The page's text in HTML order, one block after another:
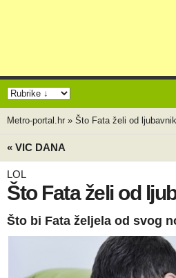
Metro-portal.hr » Što Fata želi od
« VIC DANA
LOL
Što Fata želi od
Što bi Fata željela od svog